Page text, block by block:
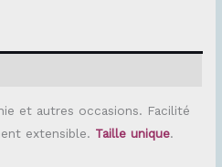
et autres occasions. Facilité
extensible. Taille unique.